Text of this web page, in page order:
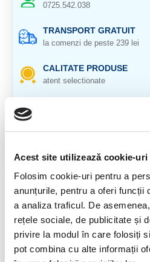
Acest site utilizează cookie-uri
Folosim cookie-uri pentru a
anunțurile, pentru a oferi funcții
a analiza traficul. De
rețele sociale, de publicitate și
privire la modul în care folosiți
pot combina cu alte informații
0725.542.038
TRANSPORT GRATUIT
la comenzi de peste 239 lei
CALITATE PRODUSE
atent selectionate
pentru toate produsele
DESCRIERE PRODUS
Origine: Congo
Cristal natural 100%